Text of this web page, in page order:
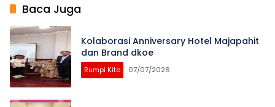
Baca Juga
Kolaborasi Anniversary Hotel Majapahit
dan Brand dkoe
Rumpi Kite 07/07/2026